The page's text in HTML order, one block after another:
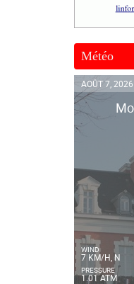
Météo
AOÛT 7, 2026
WIND
7 KM/H, N
PRESSURE
1.01 ATM